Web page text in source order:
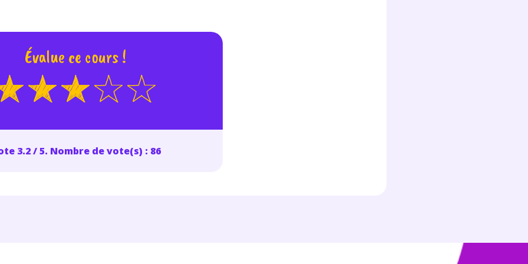
Évalue ce cours !
3.2 / 5. Nombre de vote(s) : 86